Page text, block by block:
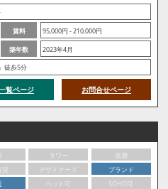
賃料
95,000円 - 210,000円
築年数
2023年4月
徒歩5分
覧ページ お問合せページ
タワー
低層
デザイナーズ
ブランド
ペット可
SOHO可